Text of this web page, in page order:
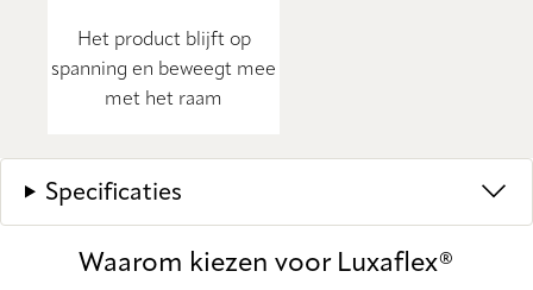
Het product blijft op
spanning en beweegt mee
met het raam
Specificaties
Waarom kiezen voor Luxaflex®